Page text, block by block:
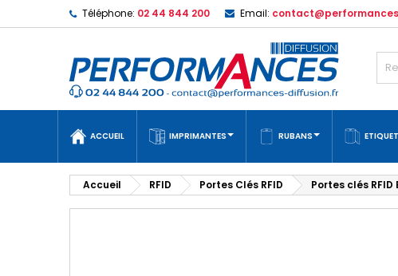
Téléphone: 02 44 844 200 Email:
ACCUEIL IMPRIMANTES RUBANS
Accueil RFID Portes Clés RFID Portes clés RFID